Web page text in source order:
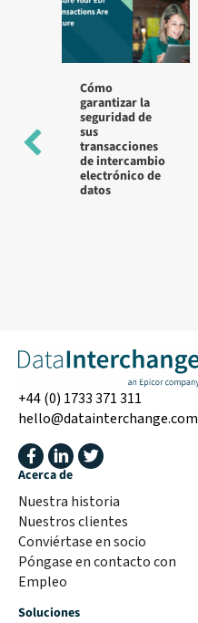
Cómo
garantizar la
seguridad de
sus
transacciones
de intercambio
electrónico de
datos
+44 (0) 1733 371 311
hello@datainterchange.com
Acerca de
Nuestra historia
Nuestros clientes
Conviértase en socio
Póngase en contacto con
Empleo
Soluciones